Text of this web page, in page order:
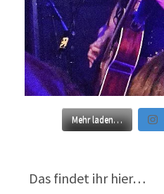
Mehr laden…
Das findet ihr hier…